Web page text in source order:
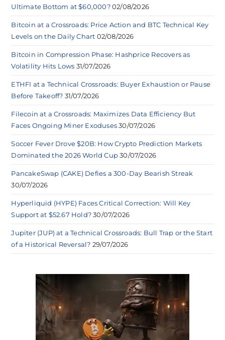
Ultimate Bottom at $60,000? 02/08/2026
Bitcoin at a Crossroads: Price Action and BTC Technical Key
Levels on the Daily Chart 02/08/2026
Bitcoin in Compression Phase: Hashprice Recovers as
Volatility Hits Lows 31/07/2026
ETHFI at a Technical Crossroads: Buyer Exhaustion or Pause
Before Takeoff? 31/07/2026
Filecoin at a Crossroads: Maximizes Data Efficiency But
Faces Ongoing Miner Exoduses 30/07/2026
Soccer Fever Drove $20B: How Crypto Prediction Markets
Dominated the 2026 World Cup 30/07/2026
PancakeSwap (CAKE) Defies a 300-Day Bearish Streak
30/07/2026
Hyperliquid (HYPE) Faces Critical Correction: Will Key
Support at $52.67 Hold? 30/07/2026
Jupiter (JUP) at a Technical Crossroads: Bull Trap or the Start
of a Historical Reversal? 29/07/2026